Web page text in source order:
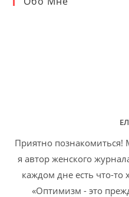
Приятно познакомиться!
я автор женского
каждом дне есть что-
«Оптимизм - это